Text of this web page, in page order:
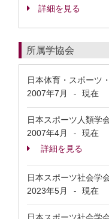
詳細を見る
所属学協会
日本体育・スポーツ
2007年7月
- 現在
日本スポーツ人類学
2007年4月
-
現在
詳細を見る
日本スポーツ社会学
2023年5月
- 現在